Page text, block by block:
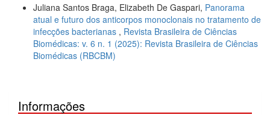
Juliana Santos Braga, Elizabeth De Gaspari, Panorama
atual e futuro dos anticorpos monoclonais no tratamento de
infecções bacterianas , Revista Brasileira de Ciências
Biomédicas: v. 6 n. 1 (2025): Revista Brasileira de Ciências
Biomédicas (RBCBM)
Informações